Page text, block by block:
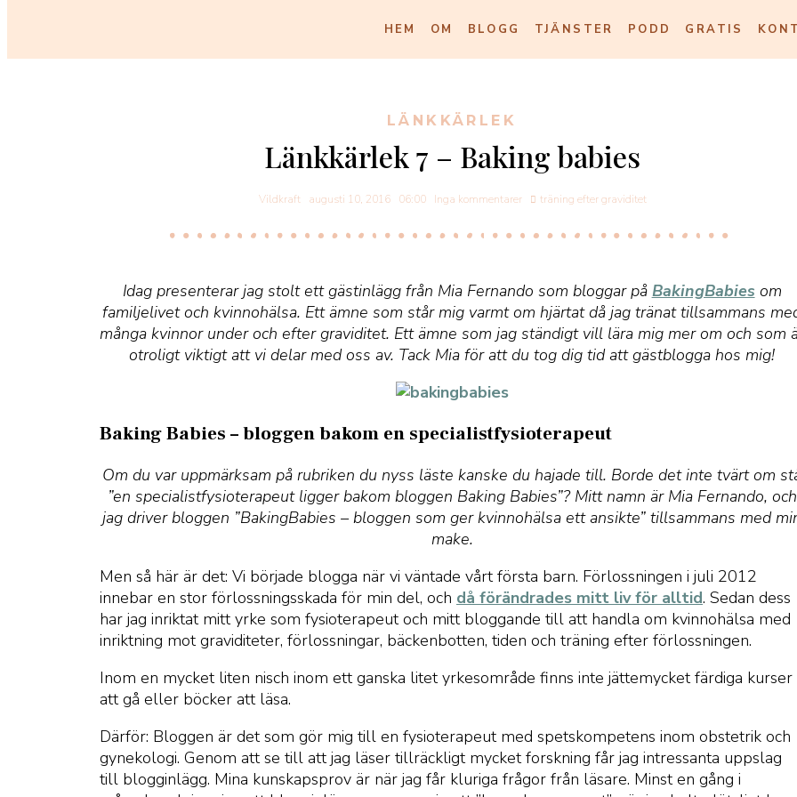
HEM OM BLOGG TJÄNSTER PODD GRATIS
LÄNKKÄRLEK
Länkkärlek 7 – Baking babies
Vildkraft augusti 10, 2016 06:00 Inga kommentarer träning efter graviditet
Idag presenterar jag stolt ett gästinlägg från Mia Fernando som bloggar på BakingBabies om
familjelivet och kvinnohälsa. Ett ämne som står mig varmt om hjärtat då jag tränat tillsammans
många kvinnor under och efter graviditet. Ett ämne som jag ständigt vill lära mig mer om och som
otroligt viktigt att vi delar med oss av. Tack Mia för att du tog dig tid att gästblogga hos mig!
Baking Babies – bloggen bakom en specialistfysioterapeut
Om du var uppmärksam på rubriken du nyss läste kanske du hajade till. Borde det inte tvärt om
”en specialistfysioterapeut ligger bakom bloggen Baking Babies”? Mitt namn är Mia Fernando, och
jag driver bloggen ”BakingBabies – bloggen som ger kvinnohälsa ett ansikte” tillsammans med
make.
Men så här är det: Vi började blogga när vi väntade vårt första barn. Förlossningen i juli 2012
innebar en stor förlossningsskada för min del, och då förändrades mitt liv för alltid. Sedan dess
har jag inriktat mitt yrke som fysioterapeut och mitt bloggande till att handla om kvinnohälsa med
inriktning mot graviditeter, förlossningar, bäckenbotten, tiden och träning efter förlossningen.
Inom en mycket liten nisch inom ett ganska litet yrkesområde finns inte jättemycket färdiga kurser
att gå eller böcker att läsa.
Därför: Bloggen är det som gör mig till en fysioterapeut med spetskompetens inom obstetrik och
gynekologi. Genom att se till att jag läser tillräckligt mycket forskning får jag intressanta uppslag
till blogginlägg. Mina kunskapsprov är när jag får kluriga frågor från läsare. Minst en gång i